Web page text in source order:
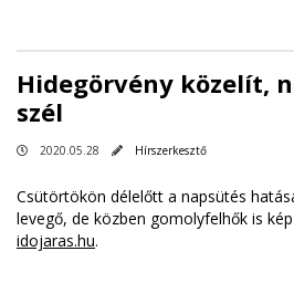
Hidegörvény közelít,
szél
2020.05.28 Hírszerkesztő
Csütörtökön délelőtt a napsütés
levegő, de közben gomolyfelhők is
idojaras.hu.